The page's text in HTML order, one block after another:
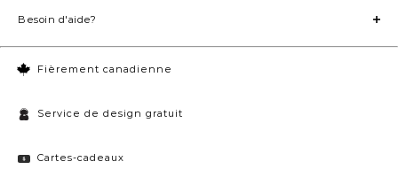
Fièrement canadienne
Service de design gratuit
Cartes-cadeaux
Besoin d'aide?